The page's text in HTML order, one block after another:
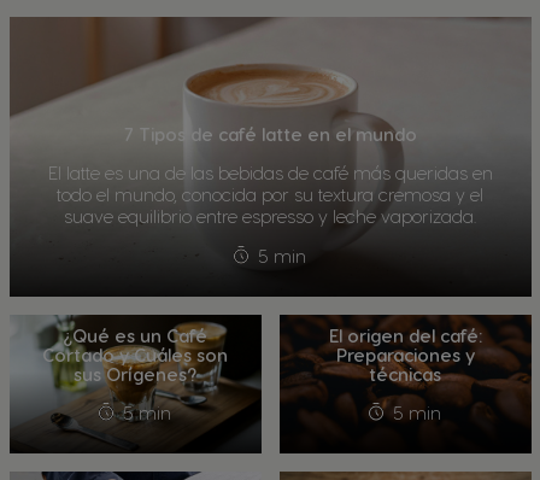
7 Tipos de café latte en el mundo
El latte es una de las bebidas de café más queridas en
todo el mundo, conocida por su textura cremosa y el
suave equilibrio entre espresso y leche vaporizada.
5 min
¿Qué es un Café
Cortado y Cuáles son
sus Orígenes?
5 min
El origen del café:
Preparaciones y
técnicas
5 min